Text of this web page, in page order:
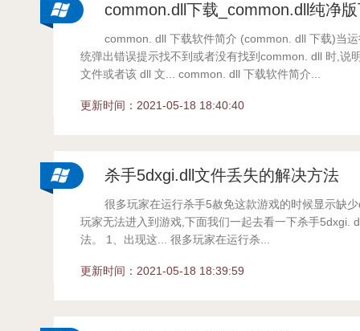
common.dll下载_common.dll纯净
common. dll 下载软件简介 (common. dll 下载)当
统弹出错误提示找不到或者没有找到common. dll 时,说
文件或者该 dll 文... common. dll 下载软件简介...
更新时间：2021-05-18 18:40:40
杀手5dxgi.dll文件丢失的解决方法
很多玩家在运行杀手5赦免这款游戏的时候显示缺
玩家无法进入到游戏,下面我们一起去看一下杀手5dxgi.
法。 1、出现这... 很多玩家在运行杀...
更新时间：2021-05-18 18:39:59